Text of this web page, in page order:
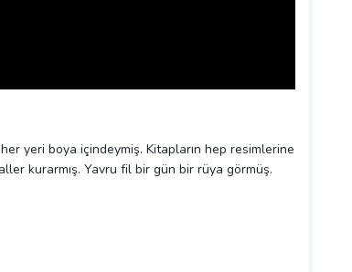
yeri boya içindeymiş. Kitapların hep resimlerine
kurarmış. Yavru fil bir gün bir rüya görmüş.